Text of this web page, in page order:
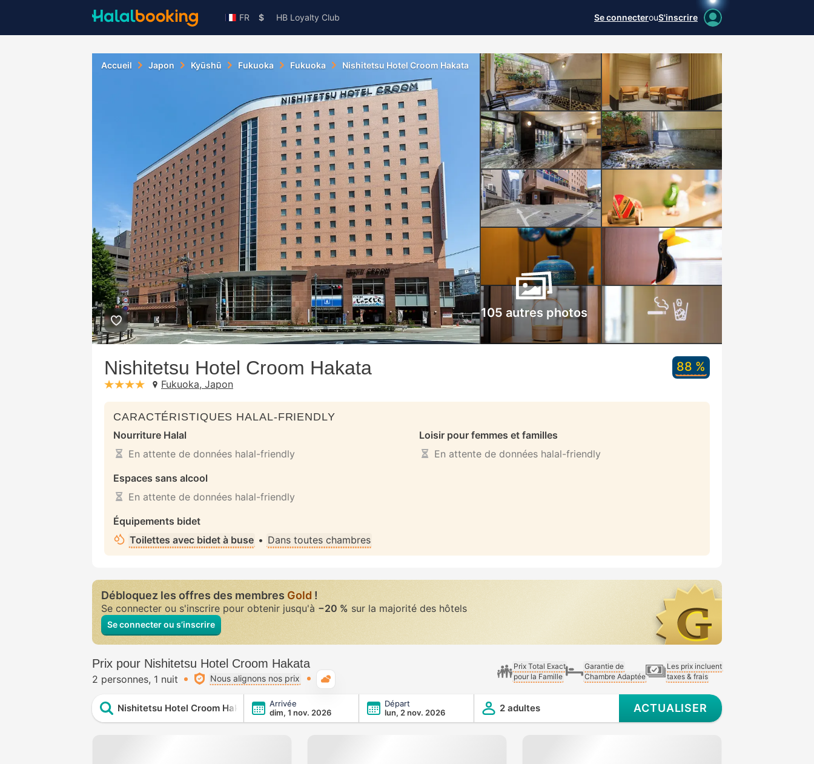
FR $ HB Loyalty Club Se connecterouS'inscrire
Accueil Japon Kyūshū Fukuoka Fukuoka Nishitetsu Hotel Croom Hakata
105 autres photos
Nishitetsu Hotel Croom Hakata
stars: 4Fukuoka, Japon
88 %
CARACTÉRISTIQUES HALAL-FRIENDLY
Nourriture Halal
En attente de données halal-friendly
Espaces sans alcool
En attente de données halal-friendly
Équipements bidet
Toilettes avec bidet à buse • Dans toutes chambres
Loisir pour femmes et familles
En attente de données halal-friendly
Débloquez les offres des membresGold!
Se connecter ou s'inscrire pour obtenir jusqu'à −20 % sur la majorité des hôtels
Se connecter ou s’inscrire
Prix pour Nishitetsu Hotel Croom Hakata
2 personnes 1 nuit Nous alignons nos prix
Prix Total Exact
pour la Famille
Garantie de
Chambre Adaptée
Les prix incluent
taxes & frais
Nishitetsu Hotel Croom Hakata
Arrivée
dim, 1 nov. 2026
Départ
lun, 2 nov. 2026
2 adultes ACTUALISER